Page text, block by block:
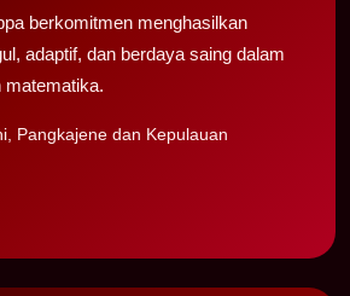
berkomitmen menghasilkan
adaptif, dan berdaya saing dalam
matematika.
Pangkajene dan Kepulauan